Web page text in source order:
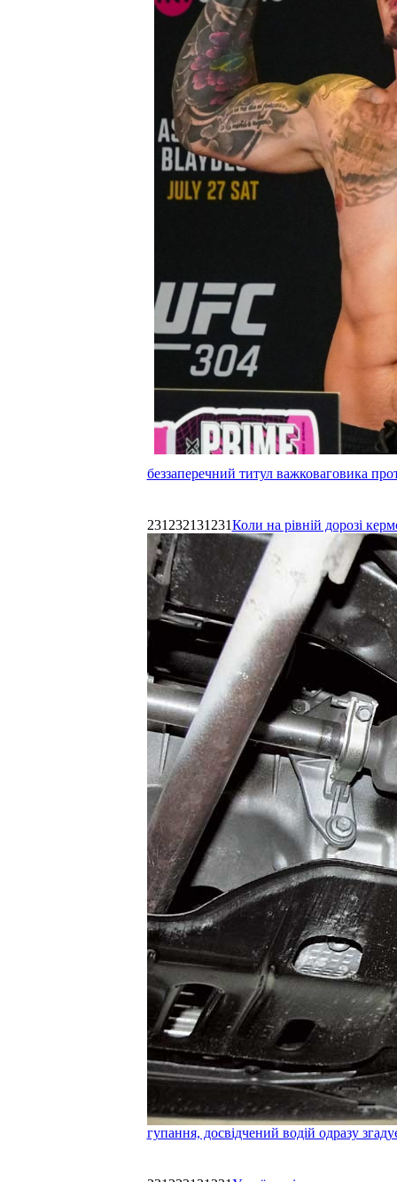
беззаперечний титул важковаговика
231232131231Коли на рівній дорозі
гупання, досвідчений водій одразу